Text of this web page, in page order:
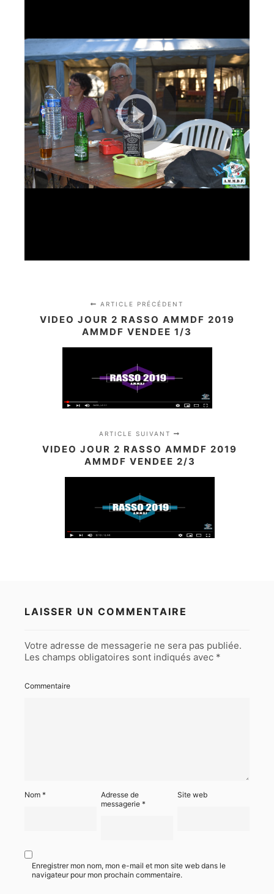
ARTICLE PRÉCÉDENT
VIDEO JOUR 2 RASSO AMMDF 2019
AMMDF VENDEE 1/3
ARTICLE SUIVANT
VIDEO JOUR 2 RASSO AMMDF 2019
AMMDF VENDEE 2/3
LAISSER UN COMMENTAIRE
Votre adresse de messagerie ne sera pas publiée.
Les champs obligatoires sont indiqués avec *
Commentaire
Nom *
Adresse de
messagerie*
Site web
Enregistrer mon nom, mon e-mail et mon site web dans le
navigateur pour mon prochain commentaire.